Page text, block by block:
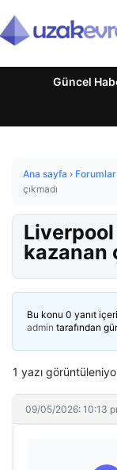
Güncel
Ana sayfa › Forumlar
çıkmadı
Liverpool
kazanan
Bu konu 0 yanıt
admin tarafından
1 yazı
09/05/2026: 10:13